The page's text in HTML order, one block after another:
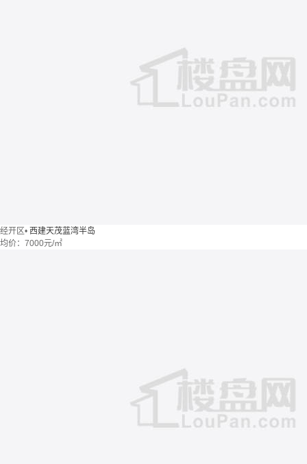
经开区• 西建天茂蓝湾半岛
均价： 7000元/㎡